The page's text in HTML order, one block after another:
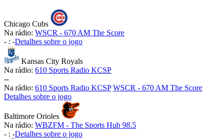
Chicago Cubs
Na rádio: WSCR - 670 AM The Score
- : -Detalhes sobre o jogo
Kansas City Royals
Na rádio: 610 Sports Radio KCSP
--
Na rádio: 610 Sports Radio KCSP WSCR - 670 AM The Score
Detalhes sobre o jogo
Baltimore Orioles
Na rádio: WBZFM - The Sports Hub 98.5
- : -Detalhes sobre o jogo